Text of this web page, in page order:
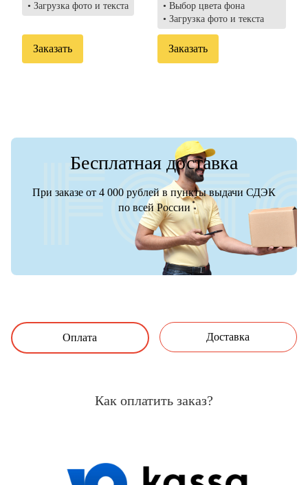
• Загрузка фото и текста
Заказать
• Выбор цвета фона
• Загрузка фото и текста
Заказать
Бесплатная доставка
При заказе от 4 000 рублей в пункты выдачи СДЭК
по всей России
Оплата Доставка
Как оплатить заказ?